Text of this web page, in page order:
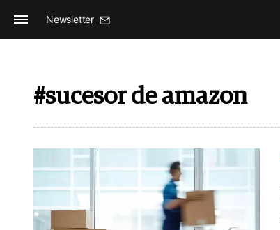
Newsletter
#sucesor de amazon